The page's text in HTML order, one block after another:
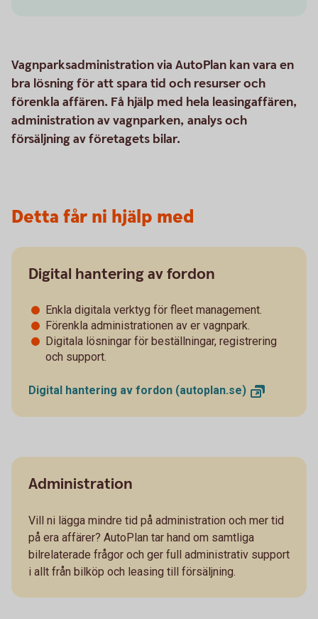
Vagnparksadministration via AutoPlan kan vara en
bra lösning för att spara tid och resurser och
förenkla affären. Få hjälp med hela leasingaffären,
administration av vagnparken, analys och
försäljning av företagets bilar.
Detta får ni hjälp med
Digital hantering av fordon
Enkla digitala verktyg för fleet management.
Förenkla administrationen av er vagnpark.
Digitala lösningar för beställningar, registrering
och support.
Digital hantering av fordon (autoplan.se)
Administration
Vill ni lägga mindre tid på administration och mer tid
på era affärer? AutoPlan tar hand om samtliga
bilrelaterade frågor och ger full administrativ support
i allt från bilköp och leasing till försäljning.